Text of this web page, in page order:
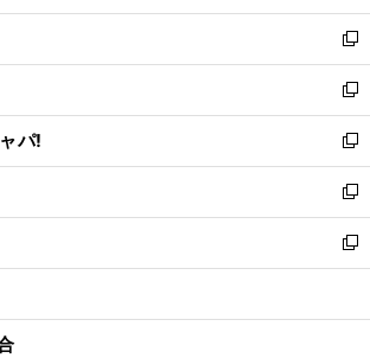
開
く
ウ
で
開
く
ン
ド
ウ
で
開
く
ウ
ィ
ン
ド
ウ
で
開
く
新
し
い
ウ
ィ
ン
ド
ウ
で
開
新
し
い
ウ
ィ
ン
ド
ウ
開
パ!
新
し
い
ウ
ィ
ン
ウ
新
し
い
ウ
ン
新
し
ウ